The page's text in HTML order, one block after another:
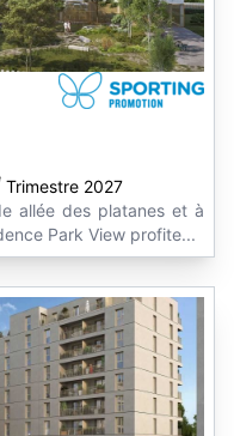
Trimestre 2027
allée des platanes et à
Park View profite...